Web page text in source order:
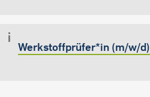
Werkstoffprüfer*in (m/w/d)